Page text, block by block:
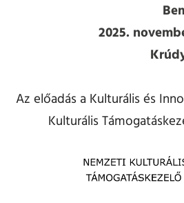
2025.
Az előadás a Kulturális és
Kulturális